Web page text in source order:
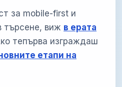
за mobile-first и
търсене, виж в ерата
тепърва изграждаш
етапи на